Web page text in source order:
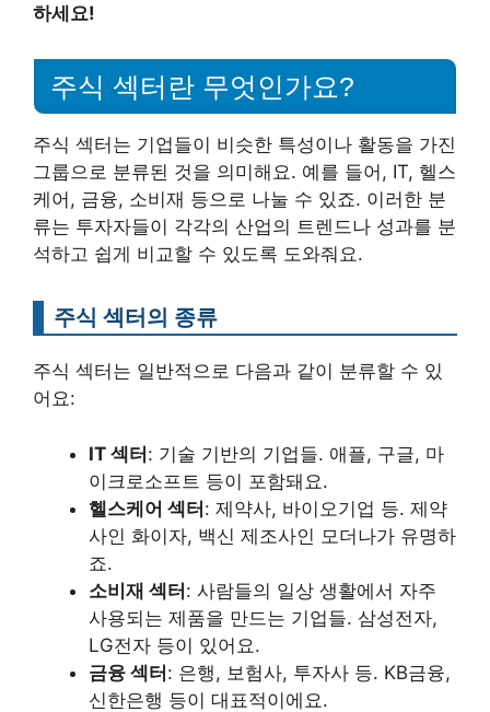
하세요!
주식 섹터란 무엇인가요?
주식 섹터는 기업들이 비슷한 특성이나 활동을 가진
그룹으로 분류된 것을 의미해요. 예를 들어, IT, 헬스
케어, 금융, 소비재 등으로 나눌 수 있죠. 이러한 분
류는 투자자들이 각각의 산업의 트렌드나 성과를 분
석하고 쉽게 비교할 수 있도록 도와줘요.
주식 섹터의 종류
주식 섹터는 일반적으로 다음과 같이 분류할 수 있
어요:
IT 섹터: 기술 기반의 기업들. 애플, 구글, 마
이크로소프트 등이 포함돼요.
헬스케어 섹터: 제약사, 바이오기업 등. 제약
사인 화이자, 백신 제조사인 모더나가 유명하
죠.
소비재 섹터: 사람들의 일상 생활에서 자주
사용되는 제품을 만드는 기업들. 삼성전자,
LG전자 등이 있어요.
금융 섹터: 은행, 보험사, 투자사 등. KB금융,
신한은행 등이 대표적이에요.